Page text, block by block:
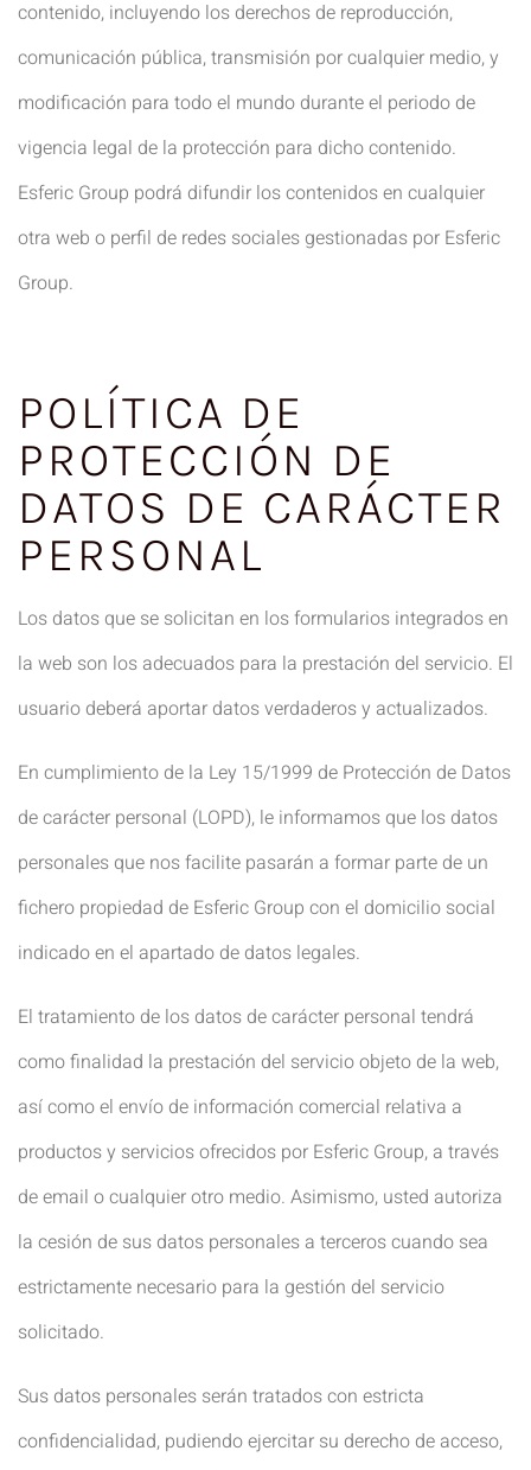
contenido, incluyendo los derechos de reproducción,
comunicación pública, transmisión por cualquier medio, y
modificación para todo el mundo durante el periodo de
vigencia legal de la protección para dicho contenido.
Esferic Group podrá difundir los contenidos en cualquier
otra web o perfil de redes sociales gestionadas por Esferic
Group.
POLÍTICA DE
PROTECCIÓN DE
DATOS DE CARÁCTER
PERSONAL
Los datos que se solicitan en los formularios integrados en
la web son los adecuados para la prestación del servicio. El
usuario deberá aportar datos verdaderos y actualizados.
En cumplimiento de la Ley 15/1999 de Protección de Datos
de carácter personal (LOPD), le informamos que los datos
personales que nos facilite pasarán a formar parte de un
fichero propiedad de Esferic Group con el domicilio social
indicado en el apartado de datos legales.
El tratamiento de los datos de carácter personal tendrá
como finalidad la prestación del servicio objeto de la web,
así como el envío de información comercial relativa a
productos y servicios ofrecidos por Esferic Group, a través
de email o cualquier otro medio. Asimismo, usted autoriza
la cesión de sus datos personales a terceros cuando sea
estrictamente necesario para la gestión del servicio
solicitado.
Sus datos personales serán tratados con estricta
confidencialidad, pudiendo ejercitar su derecho de acceso,